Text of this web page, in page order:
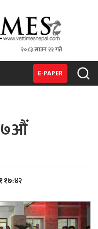
२०८३ साउन २२ गते
E-PAPER
१७:४२